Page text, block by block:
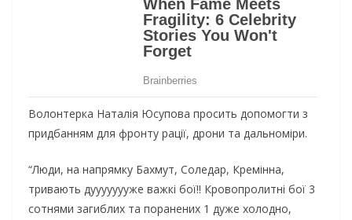
Волонтерка Наталія Юсупова просить допомогти з
придбанням для фронту рації, дрони та дальноміри.
“Люди, на напрямку Бахмут, Соледар, Кремінна,
тривають дуууууууже важкі бої!! Кровопролитні бої 3
сотнями загиблих та поранених 1 дуже холодно,